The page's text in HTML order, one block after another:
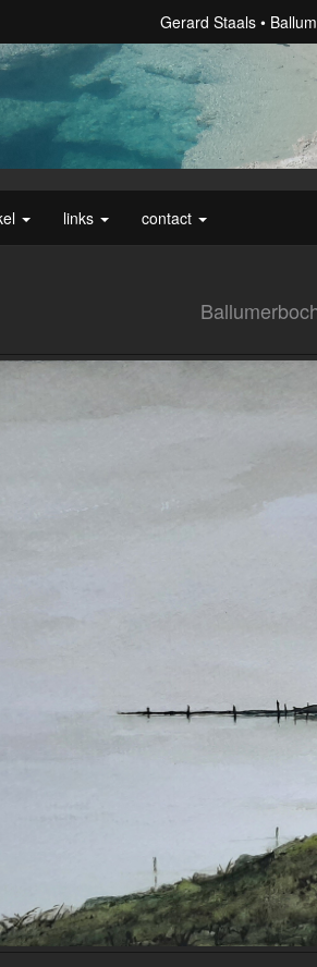
Gerard Staals
links contact